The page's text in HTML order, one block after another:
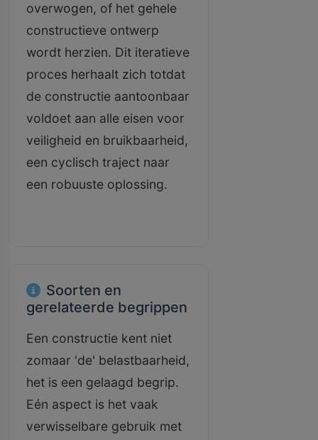
overwogen, of het gehele
constructieve ontwerp
wordt herzien. Dit iteratieve
proces herhaalt zich totdat
de constructie aantoonbaar
voldoet aan alle eisen voor
veiligheid en bruikbaarheid,
een cyclisch traject naar
een robuuste oplossing.
Soorten en
gerelateerde begrippen
Een constructie kent niet
zomaar 'de' belastbaarheid,
het is een gelaagd begrip.
Eén aspect is het vaak
verwisselbare gebruik met